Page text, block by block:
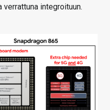
integroituun.